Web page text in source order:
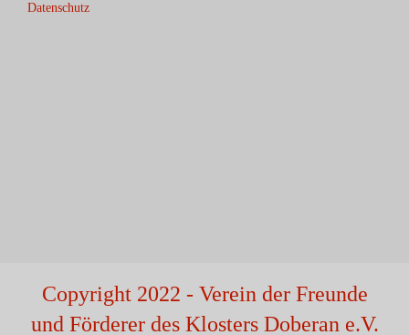
Datenschutz
Copyright 2022 - Verein der Freunde
und Förderer des Klosters Doberan e.V.